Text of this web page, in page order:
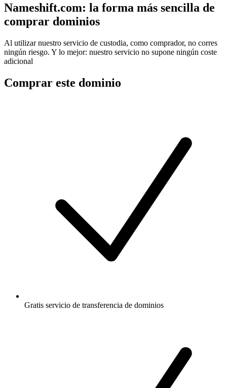
Nameshift.com: la forma más sencilla de
comprar dominios
Al utilizar nuestro servicio de custodia, como comprador, no corres
ningún riesgo. Y lo mejor: nuestro servicio no supone ningún coste
adicional
Comprar este dominio
Gratis servicio de transferencia de dominios